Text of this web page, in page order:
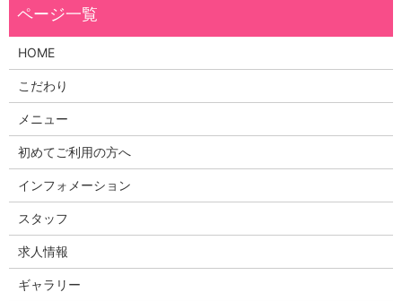
HOME
こだわり
メニュー
初めてご利用の方へ
インフォメーション
スタッフ
求人情報
ギャラリー